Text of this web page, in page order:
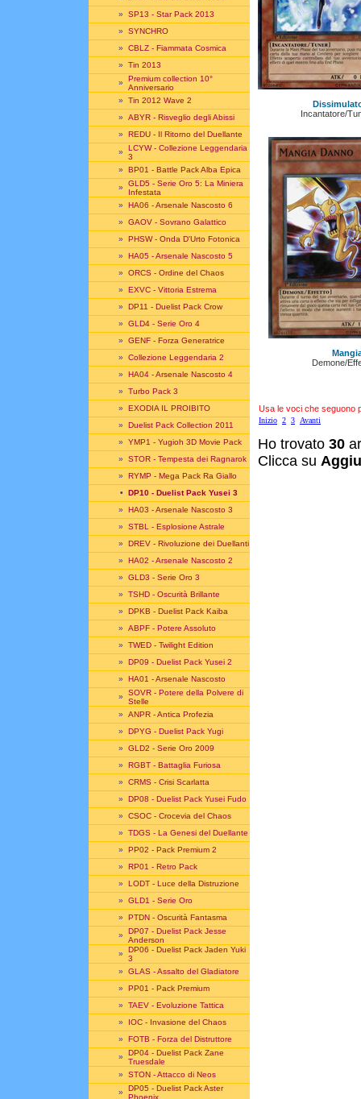
» SP13 - Star Pack 2013
» SYNCHRO
» CBLZ - Fiammata Cosmica
» Tin 2013
» Premium collection 10°
Anniversario
» Tin 2012 Wave 2
» ABYR - Risveglio degli Abissi
» REDU - Il Ritorno del Duellante
» LCYW - Collezione Leggendaria
3
» BP01 - Battle Pack Alba Epica
» GLD5 - Serie Oro 5: La Miniera
Infestata
» HA06 - Arsenale Nascosto 6
» GAOV - Sovrano Galattico
» PHSW - Onda D'Urto Fotonica
» HA05 - Arsenale Nascosto 5
» ORCS - Ordine del Chaos
» EXVC - Vittoria Estrema
» DP11 - Duelist Pack Crow
» GLD4 - Serie Oro 4
» GENF - Forza Generatrice
» Collezione Leggendaria 2
» HA04 - Arsenale Nascosto 4
» Turbo Pack 3
» EXODIA IL PROIBITO
» Duelist Pack Collection 2011
» YMP1 - Yugioh 3D Movie Pack
» STOR - Tempesta dei Ragnarok
» RYMP - Mega Pack Ra Giallo
• DP10 - Duelist Pack Yusei 3
» HA03 - Arsenale Nascosto 3
» STBL - Esplosione Astrale
» DREV - Rivoluzione dei Duellanti
» HA02 - Arsenale Nascosto 2
» GLD3 - Serie Oro 3
» TSHD - Oscurità Brillante
» DPKB - Duelist Pack Kaiba
» ABPF - Potere Assoluto
» TWED - Twilight Edition
» DP09 - Duelist Pack Yusei 2
» HA01 - Arsenale Nascosto
» SOVR - Potere della Polvere di
Stelle
» ANPR - Antica Profezia
» DPYG - Duelist Pack Yugi
» GLD2 - Serie Oro 2009
» RGBT - Battaglia Furiosa
» CRMS - Crisi Scarlatta
» DP08 - Duelist Pack Yusei Fudo
» CSOC - Crocevia del Chaos
» TDGS - La Genesi del Duellante
» PP02 - Pack Premium 2
» RP01 - Retro Pack
» LODT - Luce della Distruzione
» GLD1 - Serie Oro
» PTDN - Oscurità Fantasma
» DP07 - Duelist Pack Jesse
Anderson
» DP06 - Duelist Pack Jaden Yuki
3
» GLAS - Assalto del Gladiatore
» PP01 - Pack Premium
» TAEV - Evoluzione Tattica
» IOC - Invasione del Chaos
» FOTB - Forza del Distruttore
» DP04 - Duelist Pack Zane
Truesdale
» STON - Attacco di Neos
» DP05 - Duelist Pack Aster
Phoenix
Incantatore/
Demone/
Usa le voci che seguono
Inizio 2 3 Avanti
Ho trovato 30
Clicca su